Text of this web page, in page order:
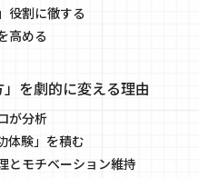
役割に徹する
高める
を劇的に変える理由
が分析
体験」を積む
とモチベーション維持